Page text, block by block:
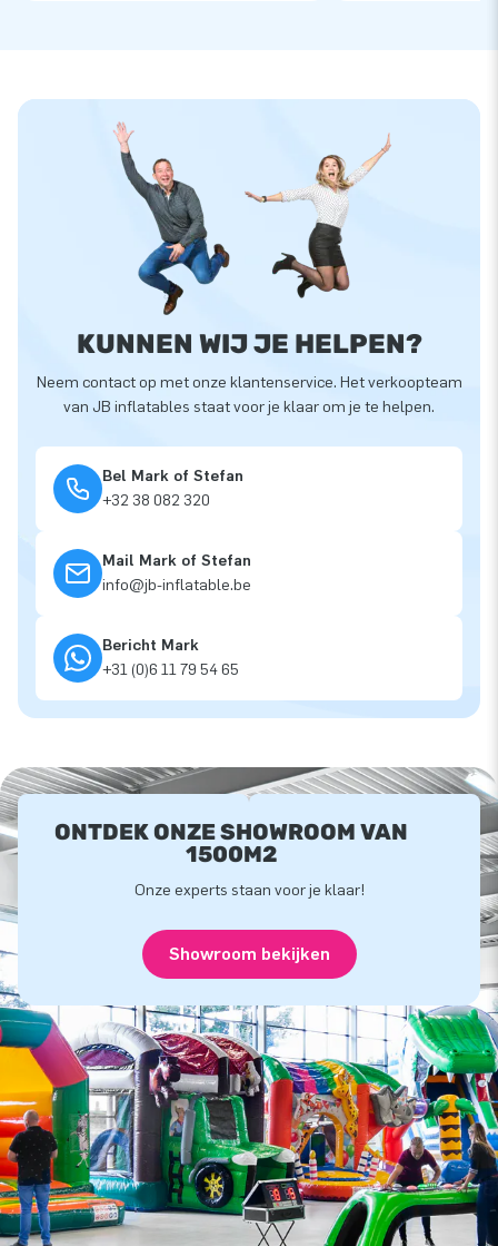
KUNNEN WIJ JE HELPEN?
Neem contact op met onze klantenservice. Het verkoopteam
van JB inflatables staat voor je klaar om je te helpen.
Bel Mark of Stefan
+32 38 082 320
Mail Mark of Stefan
info@jb-inflatable.be
Bericht Mark
+31 (0)6 11 79 54 65
ONTDEK ONZE SHOWROOM VAN
1500M2
Onze experts staan voor je klaar!
Showroom bekijken